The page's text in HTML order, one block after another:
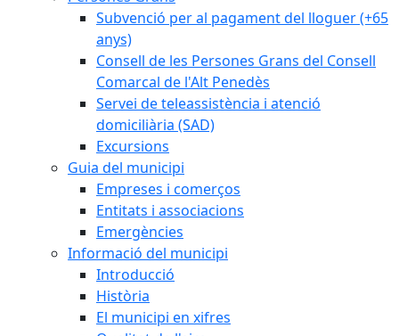
Subvenció per al pagament del lloguer (+65
anys)
Consell de les Persones Grans del Consell
Comarcal de l'Alt Penedès
Servei de teleassistència i atenció
domiciliària (SAD)
Excursions
Guia del municipi
Empreses i comerços
Entitats i associacions
Emergències
Informació del municipi
Introducció
Història
El municipi en xifres